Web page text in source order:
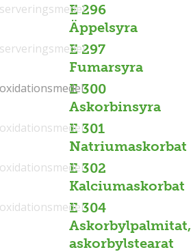
E 296
Äppelsyra
E 297
Fumarsyra
E 300
Askorbinsyra
E 301
Natriumaskorbat
E 302
Kalciumaskorbat
E 304
Askorbylpalmitat,
askorbylstearat